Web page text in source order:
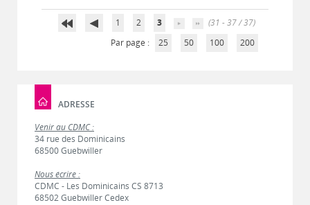
1 2 3
(31 - 37 / 37)
Par page :
25 50 100 200
ADRESSE
Venir au CDMC :
34 rue des Dominicains
68500 Guebwiller
Nous écrire :
CDMC - Les Dominicains CS 8713
68502 Guebwiller Cedex